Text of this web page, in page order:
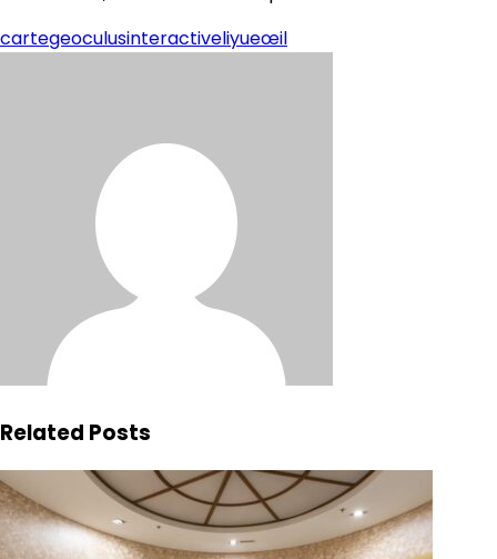
cartegeoculusinteractiveliyueœil
Related Posts